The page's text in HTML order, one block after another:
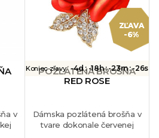
v
ZĽAVA
-6%
Koniec zľavy-4d : -18h :-23m :-26s
POZLÁTENÁ BROŠŇA
RED ROSE
Dámska pozlátená brošňa v
tvare dokonale červenej